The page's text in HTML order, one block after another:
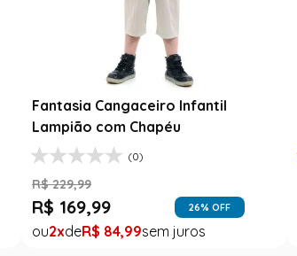
Fantasia Cangaceiro Infantil
Lampião com Chapéu
(0)
R$ 229,99
R$ 169,99 26% OFF
2 R$ 84,99